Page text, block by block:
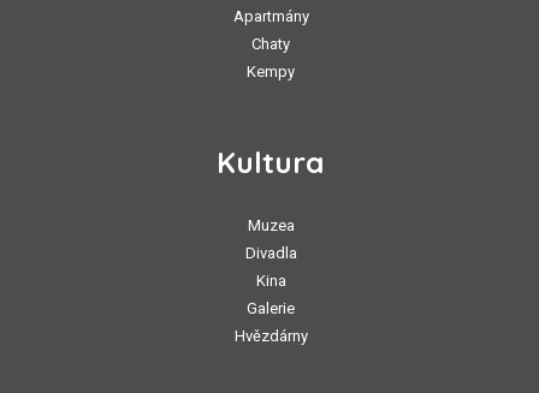
Apartmány
Chaty
Kempy
Kultura
Muzea
Divadla
Kina
Galerie
Hvězdárny